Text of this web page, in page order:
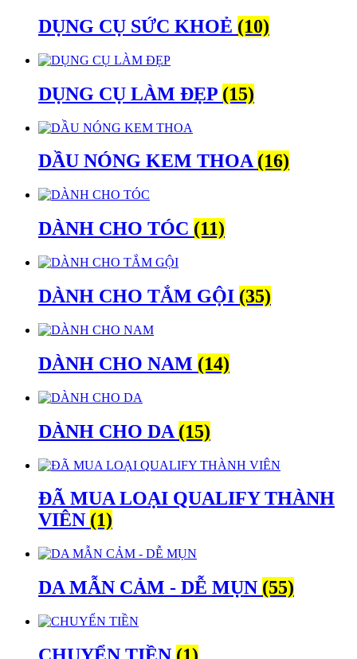
DỤNG CỤ SỨC KHOẺ (10)
DỤNG CỤ LÀM ĐẸP (15)
DẦU NÓNG KEM THOA(16)
DÀNH CHO TÓC (11)
DÀNH CHO TẮM GỘI (35)
DÀNH CHO NAM (14)
DÀNH CHO DA (15)
ĐÃ MUA LOẠI QUALIFY THÀNH
VIÊN (1)
DA MẪN CẢM - DỄ MỤN (55)